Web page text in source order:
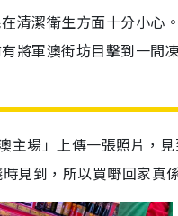
清潔衛生方面十分小心
將軍澳街坊目擊到一間
主場」上傳一張照片，
見到，所以買嘢回家真